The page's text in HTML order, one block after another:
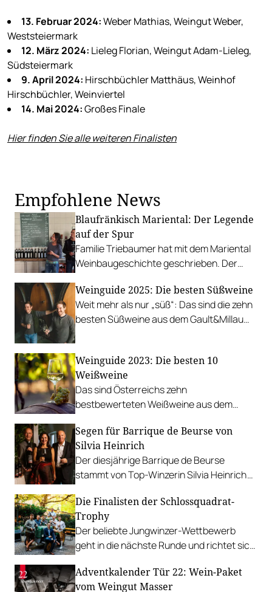
13. Februar 2024:Weber Mathias, Weingut Weber,
Weststeiermark
12. März 2024: Lieleg Florian, Weingut Adam-Lieleg,
Südsteiermark
9. April 2024: Hirschbüchler Matthäus, Weinhof
Hirschbüchler, Weinviertel
14. Mai 2024:Großes Finale
Hier finden Sie alle weiteren Finalisten
Empfohlene News
Blaufränkisch Mariental: Der Legende
auf der Spur
Familie Triebaumer hat mit dem Mariental
Weinbaugeschichte geschrieben. Der
die jüngeren Jahrgänge aus?
Weinguide 2025: Die besten Süßweine
Weit mehr als nur „süß“: Das sind die zehn
besten Süßweine aus dem Gault&Millau
Weinguide 2023: Die besten 10
Weißweine
Das sind Österreichs zehn
bestbewerteten Weißweine aus dem
Segen für Barrique de Beurse von
Silvia Heinrich
Der diesjährige Barrique de Beurse
stammt von Top-Winzerin Silvia Heinrich
Die Finalisten der Schlossquadrat-
Trophy
Der beliebte Jungwinzer-Wettbewerb
geht in die nächste Runde und richtet sich
mitzubewerten.
Adventkalender Tür 22: Wein-Paket
vom Weingut Masser